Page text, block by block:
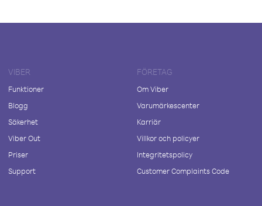
VIBER
Funktioner
Blogg
Säkerhet
Viber Out
Priser
Support
FÖRETAG
Om Viber
Varumärkescenter
Karriär
Villkor och policyer
Integritetspolicy
Customer Complaints Code